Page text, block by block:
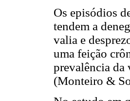
Os episódios
tendem a
valia e
uma feição
prevalência
(Monteiro &